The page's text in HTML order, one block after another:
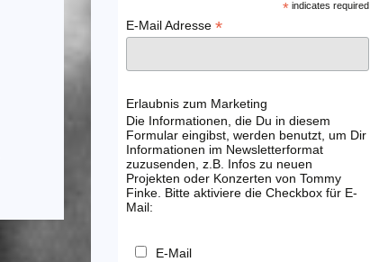
*indicates required
E-Mail Adresse *
Erlaubnis zum Marketing
Die Informationen, die Du in diesem
Formular eingibst, werden benutzt, um Dir
Informationen im Newsletterformat
zuzusenden, z.B. Infos zu neuen
Projekten oder Konzerten von Tommy
Finke. Bitte aktiviere die Checkbox für E-
Mail:
E-Mail